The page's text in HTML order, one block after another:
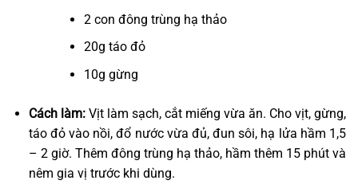
2 con đông trùng hạ thảo
20g táo đỏ
10g gừng
Cách làm:Vịt làm sạch, cắt miếng vừa ăn. Cho vịt, gừng,
táo đỏ vào nồi, đổ nước vừa đủ, đun sôi, hạ lửa hầm 1,5
– 2 giờ. Thêm đông trùng hạ thảo, hầm thêm 15 phút và
nêm gia vị trước khi dùng.